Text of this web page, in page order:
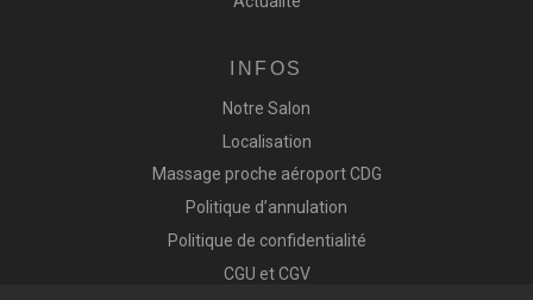
INFOS
Notre Salon
Localisation
Massage proche aéroport CDG
Politique d’annulation
Politique de confidentialité
CGU et CGV